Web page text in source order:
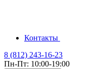
Контакты
8 (812) 243-16-23
Пн-Пт: 10:00-19:00